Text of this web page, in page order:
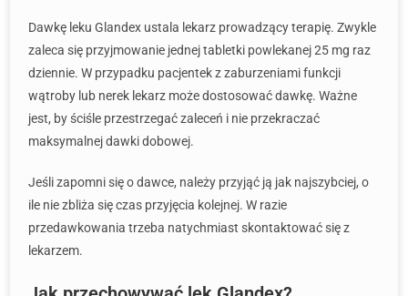
Dawkę leku Glandex ustala lekarz prowadzący terapię. Zwykle
zaleca się przyjmowanie jednej tabletki powlekanej 25 mg raz
dziennie. W przypadku pacjentek z zaburzeniami funkcji
wątroby lub nerek lekarz może dostosować dawkę. Ważne
jest, by ściśle przestrzegać zaleceń i nie przekraczać
maksymalnej dawki dobowej.
Jeśli zapomni się o dawce, należy przyjąć ją jak najszybciej, o
ile nie zbliża się czas przyjęcia kolejnej. W razie
przedawkowania trzeba natychmiast skontaktować się z
lekarzem.